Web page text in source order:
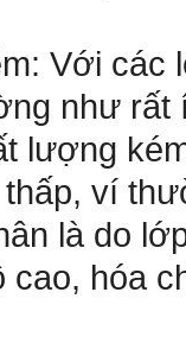
Với các
như rất
lượng
ví
là do
cao, hóa